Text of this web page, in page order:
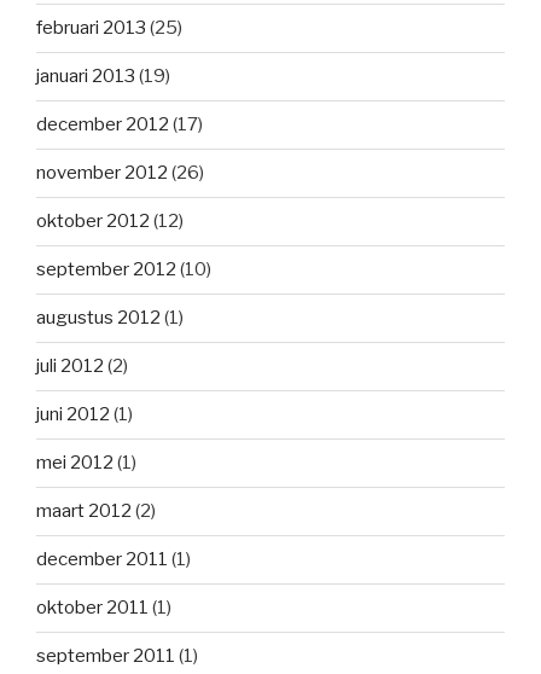
februari 2013 (25)
januari 2013 (19)
december 2012 (17)
november 2012 (26)
oktober 2012 (12)
september 2012 (10)
augustus 2012 (1)
juli 2012 (2)
juni 2012 (1)
mei 2012 (1)
maart 2012 (2)
december 2011 (1)
oktober 2011 (1)
september 2011 (1)